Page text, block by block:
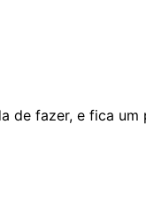
de fazer, e fica